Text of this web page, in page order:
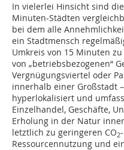
In vielerlei Hinsicht sind
Minuten-Städten
bei dem alle
ein Stadtmensch
Umkreis von 15 Minuten
von „betriebsbezogenen“
Vergnügungsviertel oder
innerhalb einer Großstadt
hyperlokalisiert und
Einzelhandel, Geschäfte,
Erholung in der Natur
letztlich zu geringeren CO2
Ressourcennutzung und